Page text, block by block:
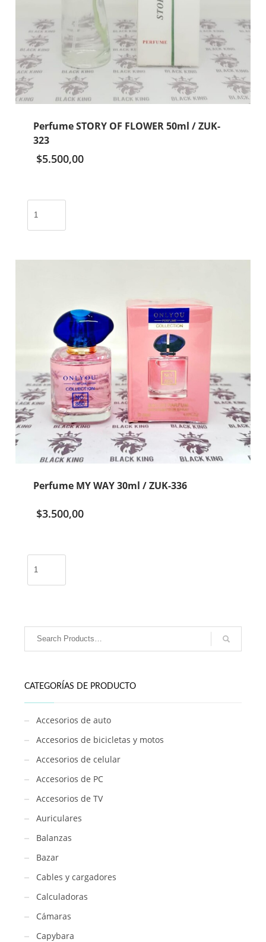
Perfume STORY OF FLOWER 50ml / ZUK-
323
$5.500,00
STORY
50ml
Perfume MY WAY 30ml / ZUK-336
$3.500,00
WAY
ZUK-
cantidad
CATEGORÍAS DE PRODUCTO
Accesorios de auto
Accesorios de bicicletas y motos
Accesorios de celular
Accesorios de PC
Accesorios de TV
Auriculares
Balanzas
Bazar
Cables y cargadores
Calculadoras
Cámaras
Capybara